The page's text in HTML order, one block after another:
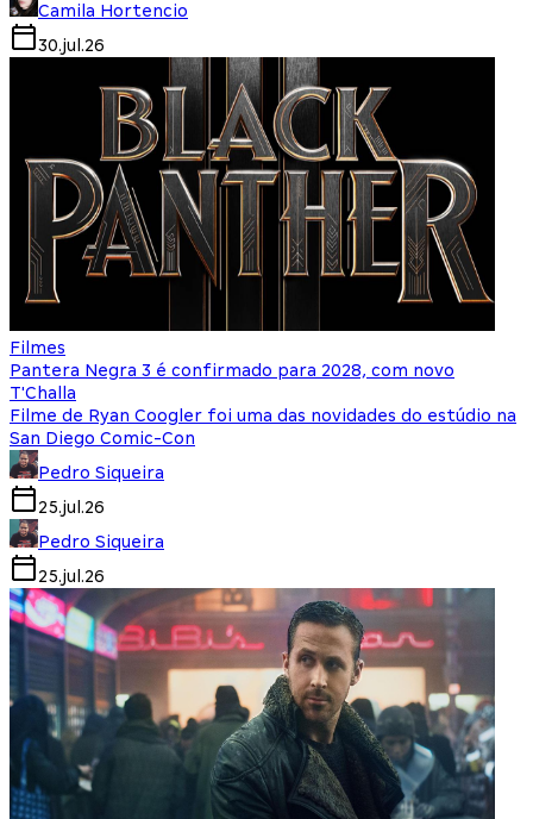
Camila Hortencio
30.jul.26
Filmes
Pantera Negra 3 é confirmado para 2028, com novo
T'Challa
Filme de Ryan Coogler foi uma das novidades do estúdio na
San Diego Comic-Con
Pedro Siqueira
25.jul.26
Pedro Siqueira
25.jul.26